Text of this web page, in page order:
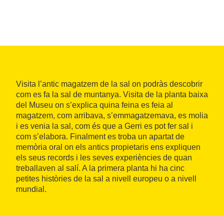
Visita l’antic magatzem de la sal on podràs descobrir
com es fa la sal de muntanya. Visita de la planta baixa
del Museu on s’explica quina feina es feia al
magatzem, com arribava, s’emmagatzemava, es molia
i es venia la sal, com és que a Gerri es pot fer sal i
com s’elabora. Finalment es troba un apartat de
memòria oral on els antics propietaris ens expliquen
els seus records i les seves experiències de quan
treballaven al salí. A la primera planta hi ha cinc
petites històries de la sal a nivell europeu o a nivell
mundial.